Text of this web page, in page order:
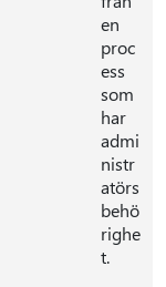
en
proc
ess
som
har
admi
nistr
atörs
behö
righe
t.